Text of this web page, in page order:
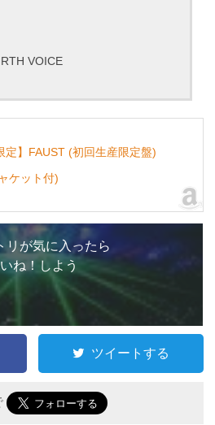
VOICE
定】FAUST (初回生産限定盤)
ケット付)
リが気に入ったら
ね！しよう
ツイートする